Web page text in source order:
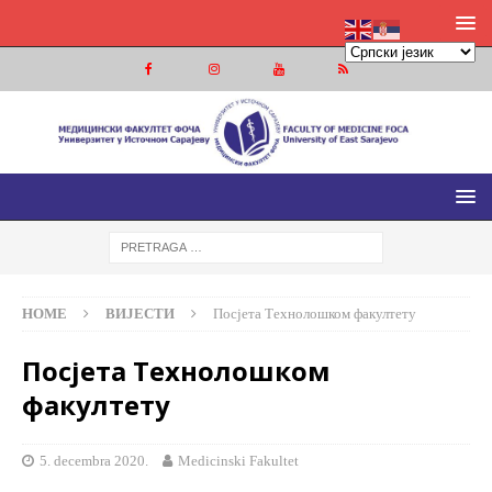
МЕДИЦИНСКИ ФАКУЛТЕТ ФОЧА
МЕДИЦИНСКИ ФАКУЛТЕТ УНИВЕРЗИТЕТА У ИСТОЧНОМ
HOME ВИЈЕСТИ Посјета Технолошком факултету
Посјета Технолошком
факултету
5. decembra 2020. Medicinski Fakultet